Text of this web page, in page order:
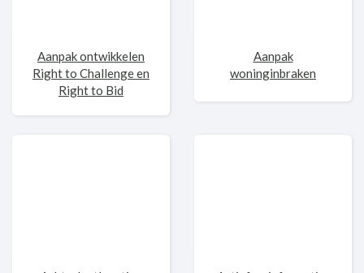
Aanpak ontwikkelen
Right to Challenge en
Right to Bid
Aanpak
woninginbraken